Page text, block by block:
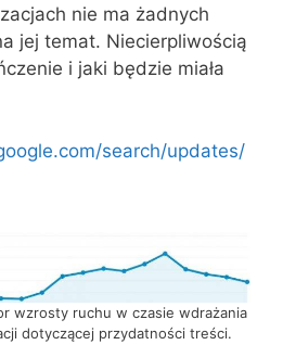
nie ma żadnych
jej temat. Niecierpliwością
i jaki będzie miała
search/updates/
wzrosty ruchu w czasie wdrażania
dotyczącej przydatności treści.